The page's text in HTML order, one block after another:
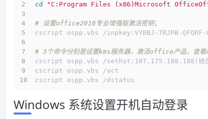
cd
"C:Program Files (x86)Microsoft
# 设置office2010专业增强版激活密钥；
cscript ospp.vbs /inpkey:VYBBJ-TRJPB-QFQRF-
# 3个命令分别是设置kms服务器，激活office产品，查
cscript ospp.vbs /sethst:107.175.188.188(修改
cscript ospp.vbs /act
cscript ospp.vbs /dstatus
Windows 系统设置开机自动登录